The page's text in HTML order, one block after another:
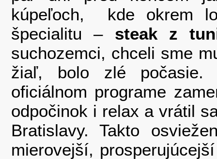
kúpeľoch, kde okrem
špecialitu – steak z
suchozemci, chceli sme
žiaľ, bolo zlé počasie.
oficiálnom programe
odpočinok i relax a vrátil
Bratislavy. Takto
mierovejší,